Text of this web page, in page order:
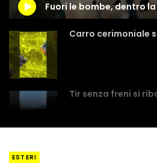
Carro cerimoniale
Tir senza freni si
ESTERI